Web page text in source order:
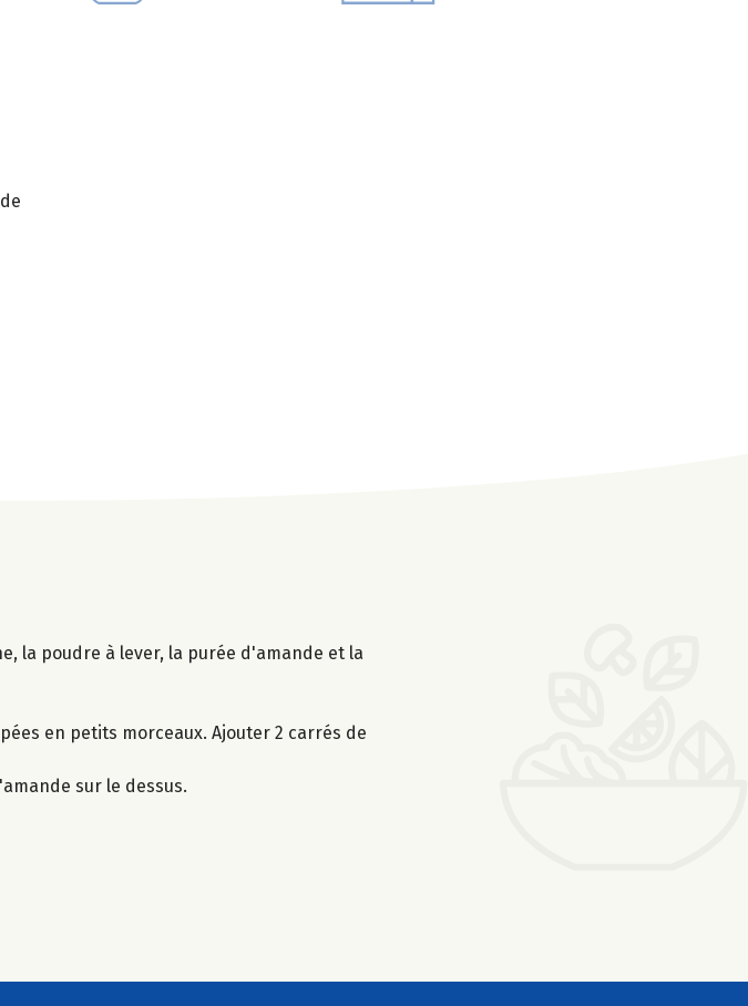
la poudre à lever, la purée d'amande et la
en petits morceaux. Ajouter 2 carrés de
sur le dessus.